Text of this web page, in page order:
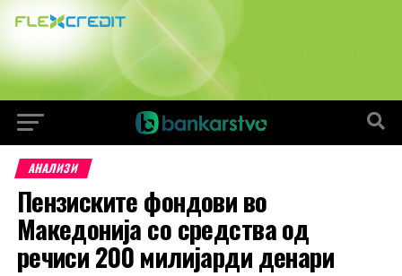
АНАЛИЗИ
Пензиските фондови во
Македонија со средства од
речиси 200 милијарди денари